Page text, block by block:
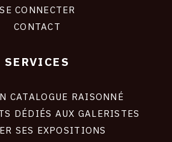
SE CONNECTER
CONTACT
SERVICES
CATALOGUE RAISONNÉ
DÉDIÉS AUX GALERISTES
SES EXPOSITIONS